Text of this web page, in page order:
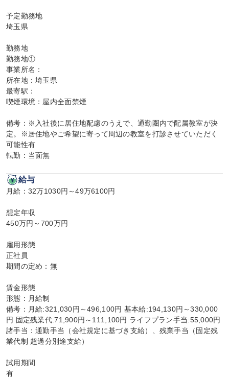
予定勤務地
埼玉県
勤務地
勤務地①
事業所名：
所在地：埼玉県
最寄駅：
喫煙環境：屋内全面禁煙
備考：※入社後に居住地配慮のうえで、通勤圏内で配属教室が決
定。※居住地やご希望に寄って周辺の教室を打診させていただく
可能性有
転勤：当面無
給与
月給：32万1030円～49万6100円
想定年収
450万円～700万円
雇用形態
正社員
期間の定め：無
賃金形態
形態：月給制
備考：月給:321,030円～496,100円 基本給:194,130円～330,000
円 固定残業代:71,900円～111,100円 ライフプラン手当:55,000円
諸手当：通勤手当（会社規定に基づき支給）、残業手当（固定残
業代制 超過分別途支給）
試用期間
有